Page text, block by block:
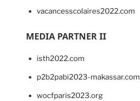
vacancesscolaires2022.com
MEDIA PARTNER II
isth2022.com
p2b2pabi2023-makassar.com
wocfparis2023.org